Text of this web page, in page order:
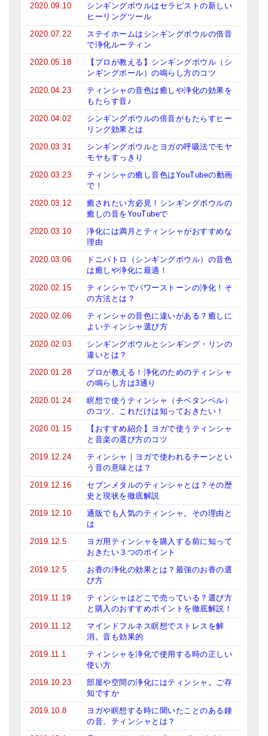
シンギングボウル講座
初級講座
倍音呼吸法レッスン
中級講座
上級講座
ビギナー講師・養成講座
メールお便り登録
LINEお友だち登録
お客様の声
ブログ
2020.09.10
シンギングボウルはセラピストの新しい
ヒーリングツール
2020.07.22
ステイホームはシンギングボウルの倍音
で浄化ルーティン
2020.05.18
【プロが教える】シンギングボウル（シ
ンギングボール）の鳴らし方のコツ
2020.04.23
ティンシャの音色は癒しや浄化の効果を
もたらす音♪
2020.04.02
シンギングボウルの倍音がもたらすヒー
リング効果とは
2020.03.31
シンギングボウルとヨガの呼吸法でモヤ
モヤもすっきり
2020.03.23
ティンシャの癒し音色はYouTubeの動画
で！
2020.03.12
癒されたい方必見！シンギングボウルの
癒しの音をYouTubeで
2020.03.10
浄化には満月とティンシャがおすすめな
理由
2020.03.06
ドニパトロ（シンギングボウル）の音色
は癒しや浄化に最適！
2020.02.15
ティンシャでパワーストーンの浄化！そ
の方法とは？
2020.02.06
ティンシャの音色に違いがある？癒しに
よいティンシャ選び方
2020.02.03
シンギングボウルとシンギング・リンの
違いとは？
2020.01.28
プロが教える！浄化のためのティンシャ
の鳴らし方は3通り
2020.01.24
瞑想で使うティンシャ（チベタンベル）
のコツ、これだけは知っておきたい！
2020.01.15
【おすすめ紹介】ヨガで使うティンシャ
と音楽の選び方のコツ
2019.12.24
ティンシャ｜ヨガで使われるチーンとい
う音の意味とは？
2019.12.16
セブンメタルのティンシャとは？その歴
史と現状を徹底解説
2019.12.10
通販でも人気のティンシャ。その理由と
は
2019.12.5
ヨガ用ティンシャを購入する前に知って
おきたい３つのポイント
2019.12.5
お香の浄化の効果とは？最強のお香の選
び方
2019.11.19
ティンシャはどこで売っている？選び方
と購入のおすすめポイントを徹底解説！
2019.11.12
マインドフルネス瞑想でストレスを解
消。音も効果的
2019.11.1
ティンシャを浄化で使用する時の正しい
使い方
2019.10.23
部屋や空間の浄化にはティンシャ。ご存
知ですか
2019.10.8
ヨガや瞑想する時に聞いたことのある鐘
の音、ティンシャとは？